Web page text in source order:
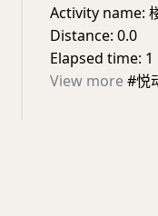
Activity name:
Distance: 0.0
Elapsed time:
View more#悦